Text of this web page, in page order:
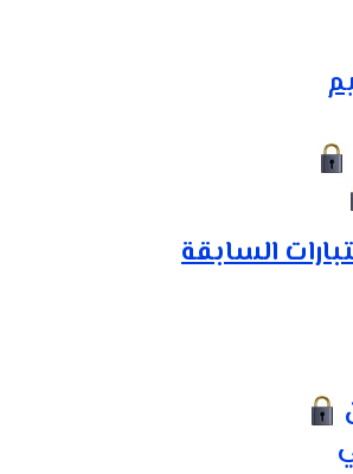
السابقة